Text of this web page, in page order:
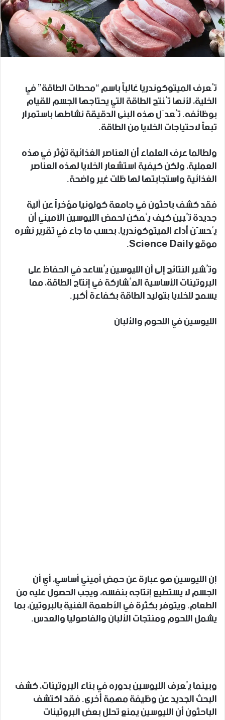
تُعرف الميتوكوندريا غالباً باسم “محطات الطاقة” في
الخلية، لأنها تُنتج الطاقة التي يحتاجها الجسم للقيام
بوظائفه. تُعدّل هذه البنى الدقيقة نشاطها باستمرار
تبعاً لاحتياجات الخلايا من الطاقة.
ولطالما عرف العلماء أن العناصر الغذائية تؤثر في هذه
العملية، ولكن كيفية استشعار الخلايا لهذه العناصر
الغذائية واستجابتها لها ظلت غير واضحة.
فقد كشف باحثون في جامعة كولونيا مؤخراً عن آلية
جديدة تُبين كيف يُمكن لحمض الليوسين الأميني أن
يُحسّن أداء الميتوكوندريا، بحسب ما جاء في تقرير نشره
موقع Science Daily.
وتُشير النتائج إلى أن الليوسين يُساعد في الحفاظ على
البروتينات الأساسية المُشاركة في إنتاج الطاقة، مما
يسمح للخلايا بتوليد الطاقة بكفاءة أكبر.
الليوسين في اللحوم والألبان
إن الليوسين هو عبارة عن حمض أميني أساسي، أي أن
الجسم لا يستطيع إنتاجه بنفسه، ويجب الحصول عليه من
الطعام. ويتوفر بكثرة في الأطعمة الغنية بالبروتين، بما
يشمل اللحوم ومنتجات الألبان والفاصوليا والعدس.
وبينما يُعرف الليوسين بدوره في بناء البروتينات، كشف
البحث الجديد عن وظيفة مهمة أخرى. فقد اكتشف
الباحثون أن الليوسين يمنع تحلل بعض البروتينات